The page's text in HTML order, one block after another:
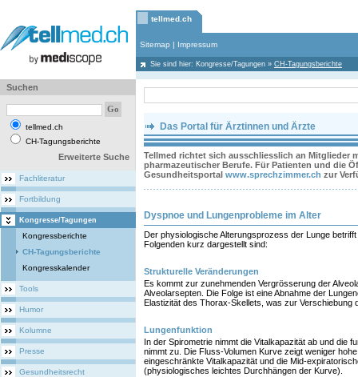
tellmed.ch
Sitemap | Impressum
Sie sind hier: Kongresse/Tagungen » CH-Tagungsberichte
Suchen
tellmed.ch
CH-Tagungsberichte
Erweiterte Suche
Fachliteratur
Fortbildung
Kongresse/Tagungen
Kongressberichte
CH-Tagungsberichte
Kongresskalender
Tools
Humor
Kolumne
Presse
Gesundheitsrecht
Das Portal für Ärztinnen und Ärzte
Tellmed richtet sich ausschliesslich an Mitglieder
pharmazeutischer Berufe. Für Patienten und die
Gesundheitsportal www.sprechzimmer.ch zur
Dyspnoe und Lungenprobleme im Alter
Der physiologische Alterungsprozess der Lunge
Folgenden kurz dargestellt sind:
Strukturelle Veränderungen
Es kommt zur zunehmenden Vergrösserung der
Alveolarsepten. Die Folge ist eine Abnahme der
Elastizität des Thorax-Skellets, was zur Verschiebung
Lungenfunktion
In der Spirometrie nimmt die Vitalkapazität ab und die
nimmt zu. Die Fluss-Volumen Kurve zeigt weniger
eingeschränkte Vitalkapazität und die Mid-
(physiologisches leichtes Durchhängen der Kurve).